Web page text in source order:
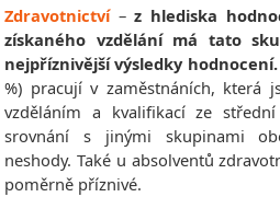
Zdravotnictví–z hlediska
získaného vzdělání má tato
nejpříznivější výsledky hodnocení.
%) pracují v zaměstnáních, která
vzděláním a kvalifikací ze
srovnání s jinými skupinami
neshody. Také u absolventů
poměrně příznivé.